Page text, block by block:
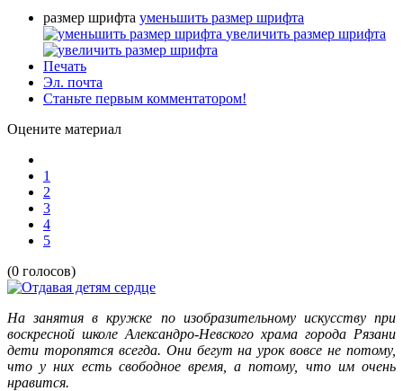
размер шрифта уменьшить размер шрифта
увеличить размер шрифта
Печать
Эл. почта
Станьте первым комментатором!
Оцените материал
1
2
3
4
5
(0 голосов)
На занятия в кружке по изобразительному искусству при
воскресной школе Александро-Невского храма города Рязани
дети торопятся всегда. Они бегут на урок вовсе не потому,
что у них есть свободное время, а потому, что им очень
нравится.